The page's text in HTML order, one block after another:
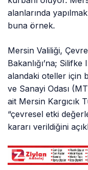
alanlarında
buna örnek.
Mersin Valiliği,
Bakanlığı’na; Silifke
alandaki oteller için
ve Sanayi Odası
ait Mersin Kargıcık
“çevresel etki
kararı verildiğini